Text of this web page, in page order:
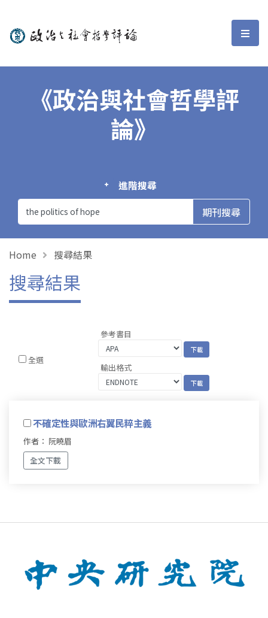
政治與社會哲學評論 選
《政治與社會哲學評
論》
進階搜尋
Home 搜尋結果
搜尋結果
全選
參考書目
輸出格式
不確定性與歐洲右翼民粹主義
作者： 阮曉眉
全文下載